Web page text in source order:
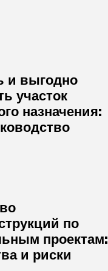
и выгодно
участок
назначения:
по
проектам:
и риски